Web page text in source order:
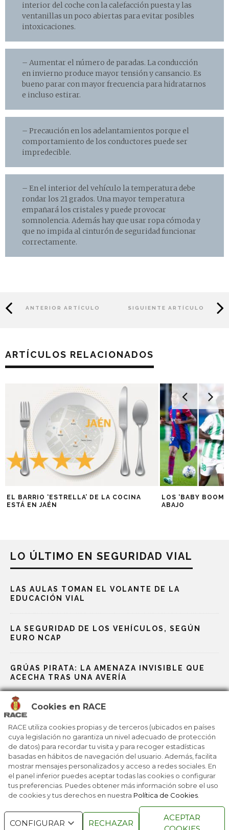
Cookies en RACE
RACE utiliza cookies propias y de terceros (ubicados en países
cuya legislación no garantiza un nivel adecuado de protección
de datos) para recordar tu visita y para recoger estadísticas
basadas en hábitos de navegación del usuario. Además, facilita
mostrar mensajes personalizados y acceso a redes sociales. En
el panel inferior puedes aceptar todas las cookies o configurar
tus preferencias. Puedes obtener más información sobre el uso
de cookies y tus derechos en nuestra Política de Cookies
CONFIGURAR RECHAZAR
ACEPTAR
interior del coche con la calefacción puesta y las
ventanillas un poco abiertas para evitar posibles
intoxicaciones.
– Aumentar el número de paradas. La conducción
en invierno produce mayor tensión y cansancio. Es
bueno parar con mayor frecuencia para hidratarnos
e incluso estirar.
– Precaución en los adelantamientos porque el
comportamiento de los conductores puede ser
impredecible.
– En el interior del vehículo la temperatura debe
rondar los 21 grados. Una mayor temperatura
empañará los cristales y puede provocar
somnolencia. Además hay que usar ropa cómoda y
que no impida al cinturón de seguridad funcionar
correctamente.
ANTERIOR ARTÍCULO SIGUIENTE ARTÍCULO
ARTÍCULOS RELACIONADOS
EL BARRIO ‘ESTRELLA’ DE LA COCINA
ESTÁ EN JAÉN
LOS ‘BABY
ABAJO
LO ÚLTIMO EN SEGURIDAD VIAL
LAS AULAS TOMAN EL VOLANTE DE LA
EDUCACIÓN VIAL
LA SEGURIDAD DE LOS VEHÍCULOS, SEGÚN
EURO NCAP
GRÚAS PIRATA: LA AMENAZA INVISIBLE QUE
ACECHA TRAS UNA AVERÍA
EL CAMINO AL TRABAJO, FOCO PRIORITARIO
PARA LA PREVENCIÓN DE ACCIDENTES
ÁNGEL CÁMARA, REPRESENTANTE DEL RACE,
MEJOR CONDUCTOR JOVEN EUROPEO 2025
TODOS LOS DERECHOS
RESERVADOS